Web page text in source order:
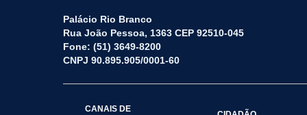
Palácio Rio Branco
Rua João Pessoa, 1363 CEP 92510-045
Fone: (51) 3649-8200
CNPJ 90.895.905/0001-60
CANAIS DE